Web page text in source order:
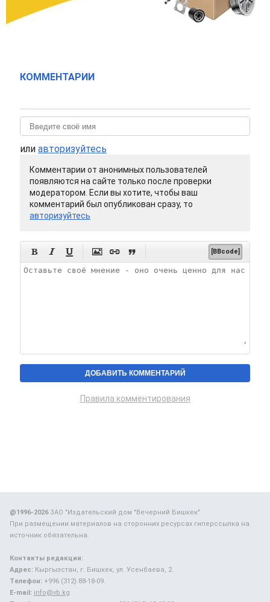
КОММЕНТАРИИ
или авторизуйтесь
Комментарии от анонимных пользователей
появляются на сайте только после проверки
модератором. Если вы хотите, чтобы ваш
комментарий был опубликован сразу, то
авторизуйтесь
      [BBcode]
Правила комментирования
@1996-2026ЗАО "Издательский дом "Вечерний Бишкек"
При размещении материалов на сторонних ресурсах гиперссылка на
источник обязательна.
Контакты редакции:
Адрес: Кыргызстан, г. Бишкек, ул. Усенбаева, 2.
Телефон: +996 (312) 88-18-09.
E-mail: info@vb.kg